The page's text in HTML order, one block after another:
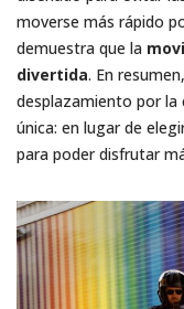
moverse más rápido
demuestra que la
divertida. En
desplazamiento por la
única: en lugar de
para poder disfrutar